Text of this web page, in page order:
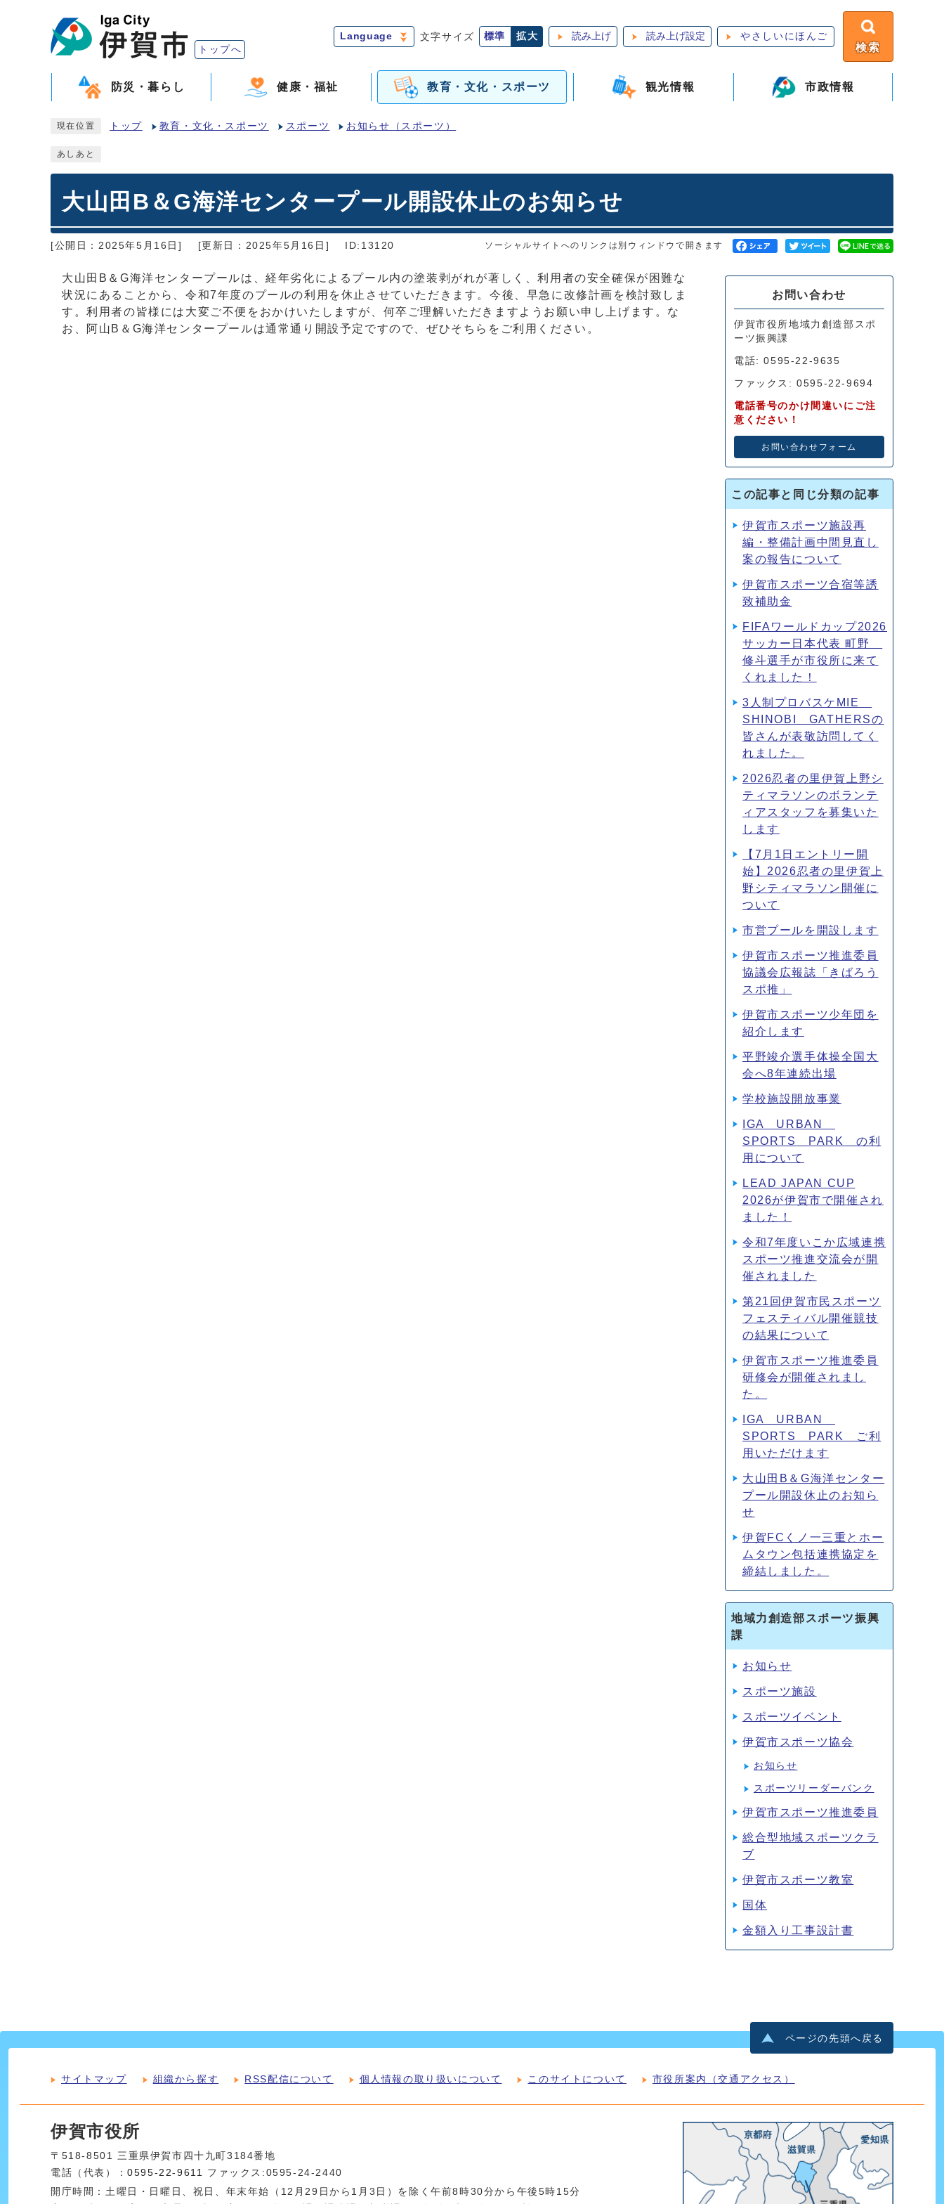
トップへ
Language 文字サイズ 標準 拡大 読み上げ 読み上げ設定 やさしいにほんご
検索
防災・暮らし 健康・福祉 教育・文化・スポーツ 観光情報 市政情報
現在位置 トップ 教育・文化・スポーツ スポーツ お知らせ（スポーツ）
あしあと
大山田B＆G海洋センタープール開設休止のお知らせ
[公開日：2025年5月16日] [更新日：2025年5月16日] ID:13120 ソーシャルサイトへのリンクは別ウィンドウで開きます
大山田B＆G海洋センタープールは、経年劣化によるプール内の塗装剥がれが著しく、利用者の安全確保が困難な
状況にあることから、令和7年度のプールの利用を休止させていただきます。今後、早急に改修計画を検討致しま
す。利用者の皆様には大変ご不便をおかけいたしますが、何卒ご理解いただきますようお願い申し上げます。な
お、阿山B＆G海洋センタープールは通常通り開設予定ですので、ぜひそちらをご利用ください。
お問い合わせ
伊賀市役所地域力創造部スポ
ーツ振興課
電話: 0595-22-9635
ファックス: 0595-22-9694
電話番号のかけ間違いにご注
意ください！
お問い合わせフォーム
この記事と同じ分類の記事
伊賀市スポーツ施設再
編・整備計画中間見直し
案の報告について
伊賀市スポーツ合宿等誘
致補助金
FIFAワールドカップ2026
サッカー日本代表 町野
修斗選手が市役所に来て
くれました！
3人制プロバスケMIE
SHINOBI GATHERSの
皆さんが表敬訪問してく
れました。
2026忍者の里伊賀上野シ
ティマラソンのボランテ
ィアスタッフを募集いた
します
【7月1日エントリー開
始】2026忍者の里伊賀上
野シティマラソン開催に
ついて
市営プールを開設します
伊賀市スポーツ推進委員
協議会広報誌「きばろう
スポ推」
伊賀市スポーツ少年団を
紹介します
平野竣介選手体操全国大
会へ8年連続出場
学校施設開放事業
IGA URBAN
SPORTS PARK の利
用について
LEAD JAPAN CUP
2026が伊賀市で開催され
ました！
令和7年度いこか広域連携
スポーツ推進交流会が開
催されました
第21回伊賀市民スポーツ
フェスティバル開催競技
の結果について
伊賀市スポーツ推進委員
研修会が開催されまし
た。
IGA URBAN
SPORTS PARK ご利
用いただけます
大山田B＆G海洋センター
プール開設休止のお知ら
せ
伊賀FCくノ一三重とホー
ムタウン包括連携協定を
締結しました。
地域力創造部スポーツ振興
課
お知らせ
スポーツ施設
スポーツイベント
伊賀市スポーツ協会
お知らせ
スポーツリーダーバンク
伊賀市スポーツ推進委員
総合型地域スポーツクラ
ブ
伊賀市スポーツ教室
国体
金額入り工事設計書
ページの先頭へ戻る
サイトマップ 組織から探す RSS配信について 個人情報の取り扱いについて このサイトについて 市役所案内（交通アクセス）
伊賀市役所
〒518-8501 三重県伊賀市四十九町3184番地
電話（代表）：0595-22-9611 ファックス:0595-24-2440
開庁時間：土曜日・日曜日、祝日、年末年始（12月29日から1月3日）を除く午前8時30分から午後5時15分